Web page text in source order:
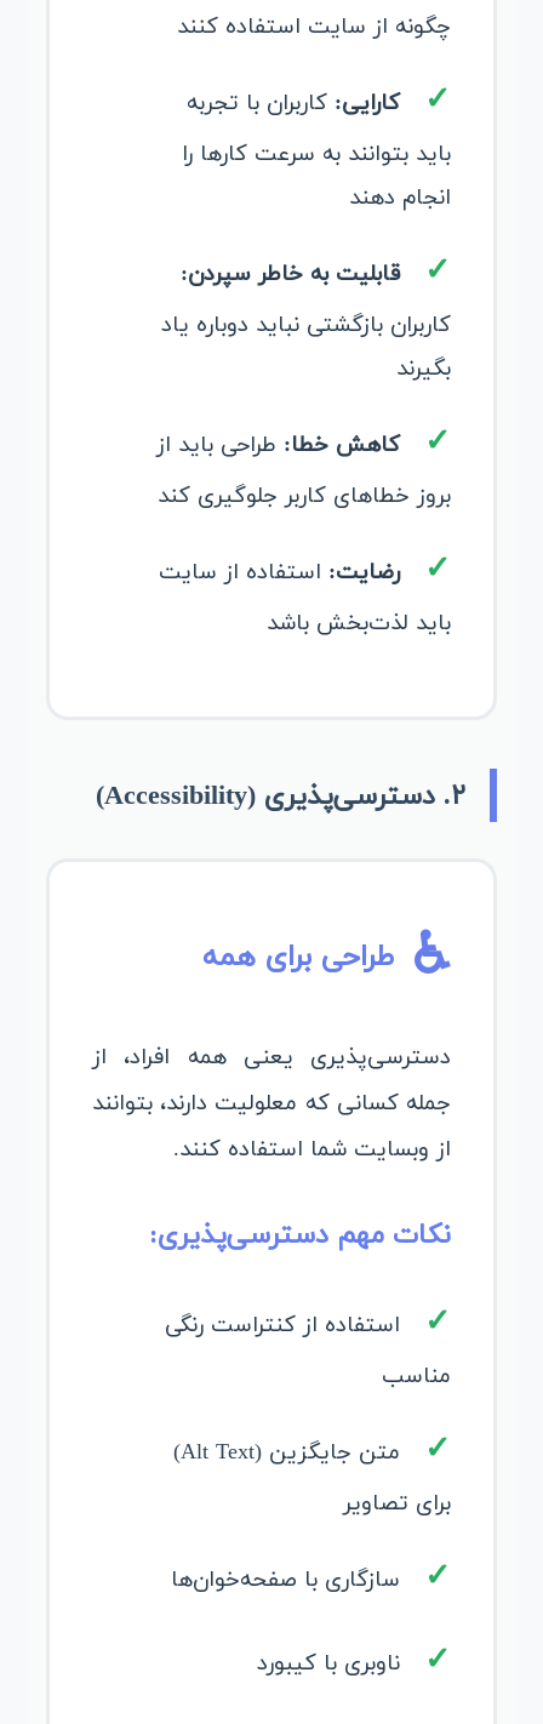
چگونه از سایت استفاده کنند
کارایی: کاربران با تجربه
باید بتوانند به سرعت کارها را
انجام دهند
قابلیت به خاطر سپردن:
کاربران بازگشتی نباید دوباره یاد
بگیرند
کاهش خطا: طراحی باید از
بروز خطاهای کاربر جلوگیری کند
رضایت: استفاده از سایت
باید لذت‌بخش باشد
۲. دسترسی‌پذیری (Accessibility)
♿ طراحی برای همه
دسترسی‌پذیری یعنی همه افراد، از
جمله کسانی که معلولیت دارند، بتوانند
از وبسایت شما استفاده کنند.
نکات مهم دسترسی‌پذیری:
استفاده از کنتراست رنگی
مناسب
متن جایگزین (Alt Text)
برای تصاویر
سازگاری با صفحه‌خوان‌ها
ناوبری با کیبورد